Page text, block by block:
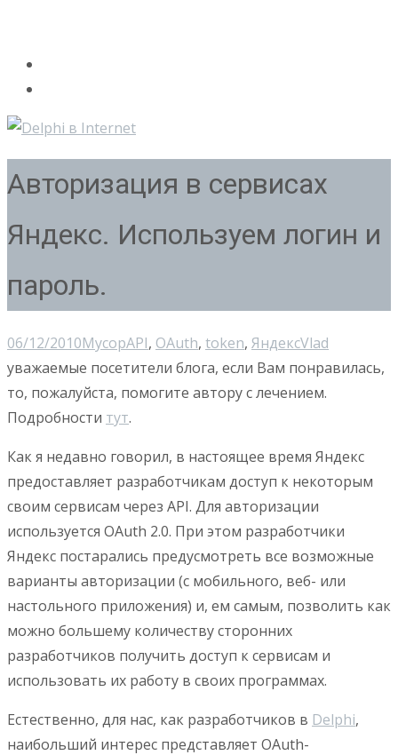
Авторизация в сервисах
Яндекс. Используем логин и
пароль.
06/12/2010МусорAPI, OAuth, token, ЯндексVlad
уважаемые посетители блога, если Вам понравилась,
то, пожалуйста, помогите автору с лечением.
Подробности тут.
Как я недавно говорил, в настоящее время Яндекс
предоставляет разработчикам доступ к некоторым
своим сервисам через API. Для авторизации
используется OAuth 2.0. При этом разработчики
Яндекс постарались предусмотреть все возможные
варианты авторизации (с мобильного, веб- или
настольного приложения) и, ем самым, позволить как
можно большему количеству сторонних
разработчиков получить доступ к сервисам и
использовать их работу в своих программах.
Естественно, для нас, как разработчиков в Delphi,
наибольший интерес представляет OAuth-